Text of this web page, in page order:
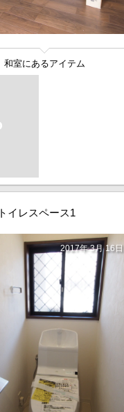
和室にあるアイテム
トイレスペース1
2017年 3月 16日